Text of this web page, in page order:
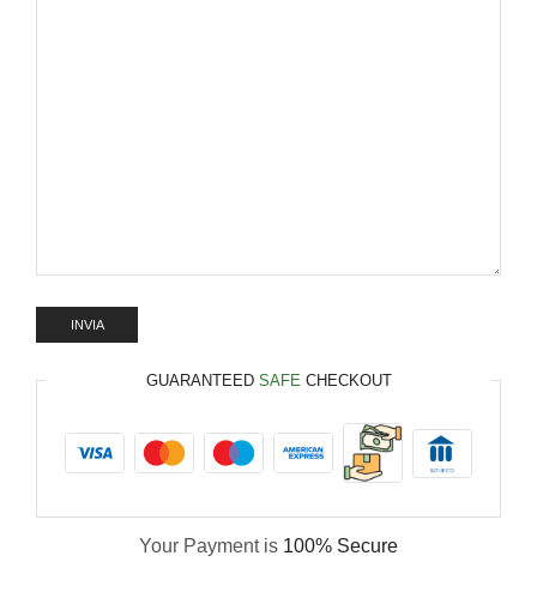
GUARANTEED SAFE CHECKOUT
Your Payment is 100% Secure